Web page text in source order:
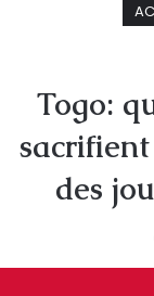
Togo:
des